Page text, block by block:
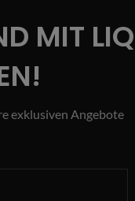
MIT
exklusiven Angebote